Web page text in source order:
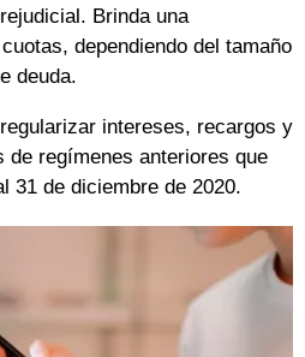
Brinda una
dependiendo del tamaño
deuda.
intereses, recargos y
de regímenes anteriores que
31 de diciembre de 2020.